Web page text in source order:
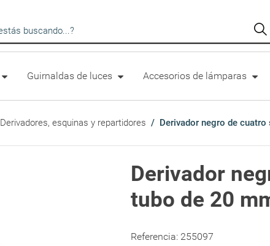
Guirnaldas de luces Accesorios de lámparas
Derivadores, esquinas y repartidores Derivador negro de
Derivador
tubo de 20
Referencia: 255097